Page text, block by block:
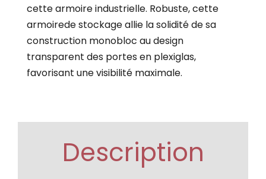
cette armoire industrielle. Robuste, cette
armoirede stockage allie la solidité de sa
construction monobloc au design
transparent des portes en plexiglas,
favorisant une visibilité maximale.
Description